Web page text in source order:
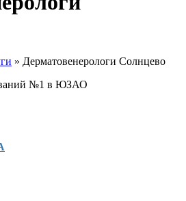
» Дерматовенерологи Солнцево
№1 в ЮЗАО